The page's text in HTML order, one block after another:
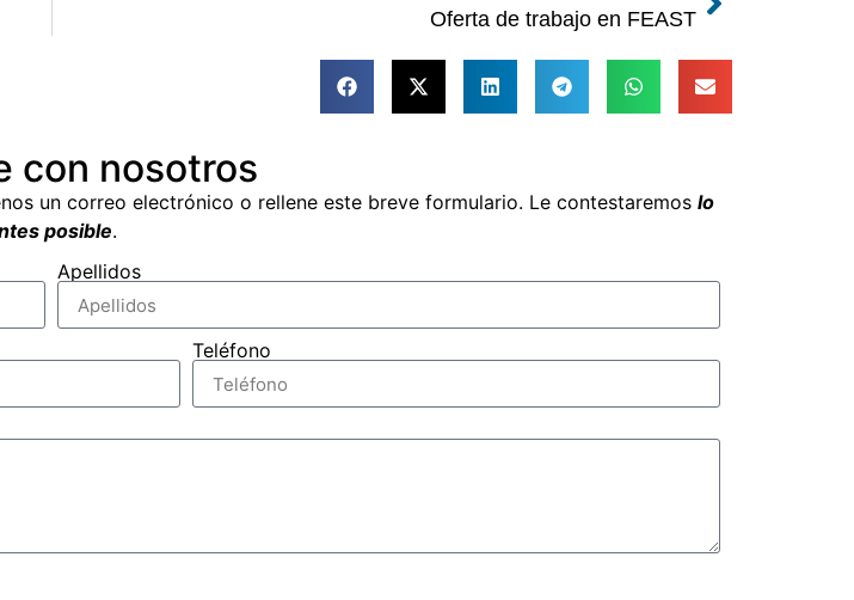
Oferta de trabajo en FEAST
con nosotros
un correo electrónico o rellene este breve formulario. Le contestaremos lo
posible.
Apellidos
Teléfono